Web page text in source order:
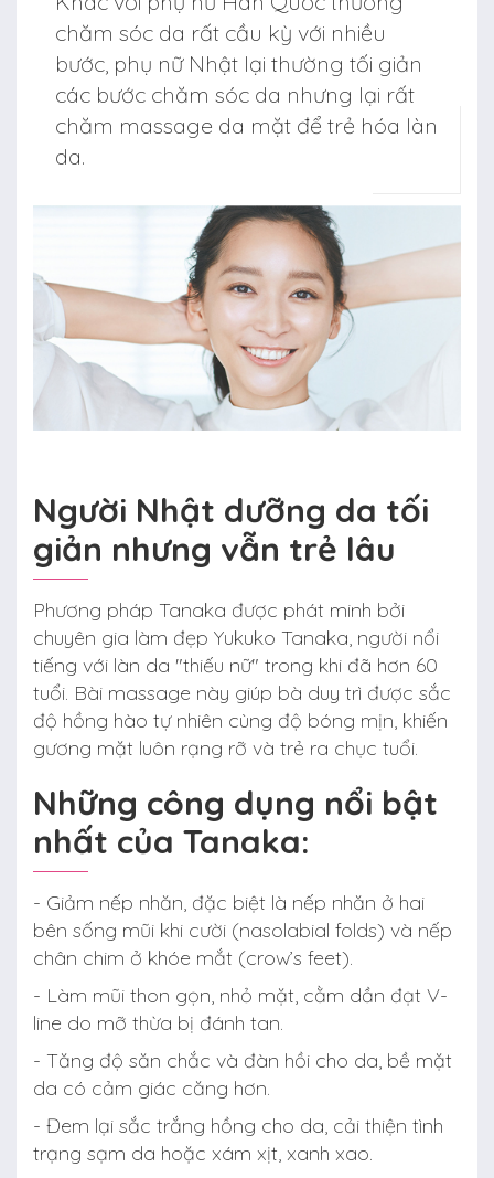
chăm sóc da rất cầu kỳ với nhiều
bước, phụ nữ Nhật lại thường tối giản
các bước chăm sóc da nhưng lại rất
chăm massage da mặt để trẻ hóa làn
da.
Người Nhật dưỡng da tối
giản nhưng vẫn trẻ lâu
Phương pháp Tanaka được phát minh bởi
chuyên gia làm đẹp Yukuko Tanaka, người nổi
tiếng với làn da "thiếu nữ" trong khi đã hơn 60
tuổi. Bài massage này giúp bà duy trì được sắc
độ hồng hào tự nhiên cùng độ bóng mịn, khiến
gương mặt luôn rạng rỡ và trẻ ra chục tuổi.
Những công dụng nổi bật
nhất của Tanaka:
- Giảm nếp nhăn, đặc biệt là nếp nhăn ở hai
bên sống mũi khi cười (nasolabial folds) và nếp
chân chim ở khóe mắt (crow’s feet).
- Làm mũi thon gọn, nhỏ mặt, cằm dần đạt V-
line do mỡ thừa bị đánh tan.
- Tăng độ săn chắc và đàn hồi cho da, bề mặt
da có cảm giác căng hơn.
- Đem lại sắc trắng hồng cho da, cải thiện tình
trạng sạm da hoặc xám xịt, xanh xao.